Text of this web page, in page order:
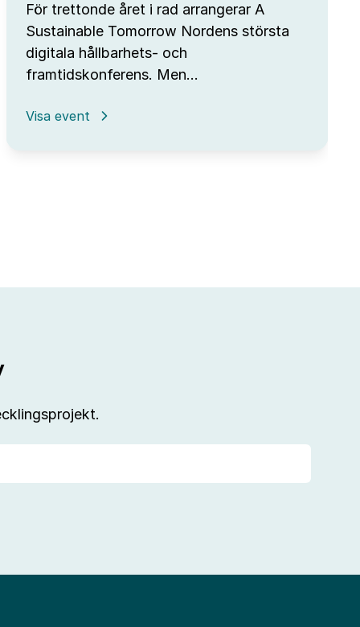
För trettonde året i rad arrangerar A
Sustainable Tomorrow Nordens största
digitala hållbarhets- och
framtidskonferens. Men…
Visa event
: